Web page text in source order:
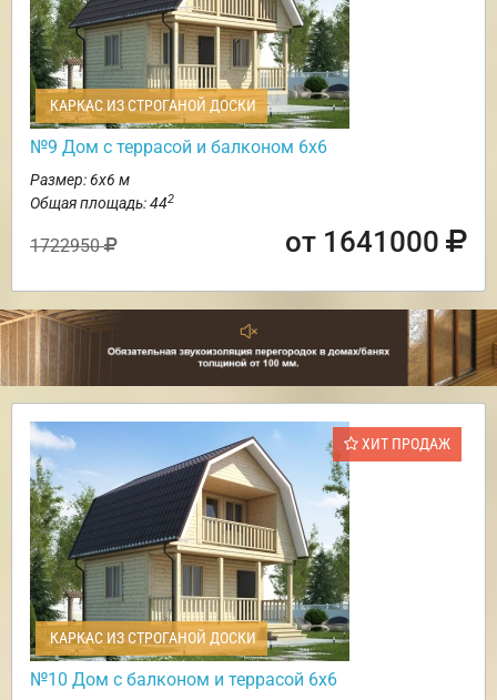
КАРКАС ИЗ СТРОГАНОЙ ДОСКИ
№9 Дом с террасой и балконом 6х6
Размер: 6х6 м
Общая площадь: 442
1722950 от 1641000
ХИТ ПРОДАЖ
КАРКАС ИЗ СТРОГАНОЙ ДОСКИ
№10 Дом с балконом и террасой 6х6